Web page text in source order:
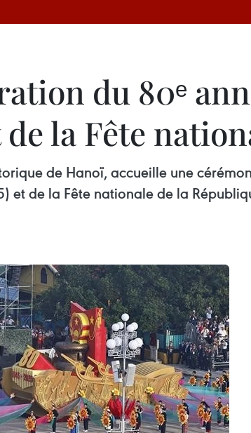
du 80ᵉ
la Fête
de Hanoï, accueille une
et de la Fête nationale de la